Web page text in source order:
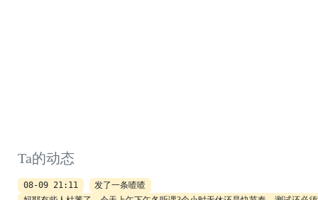
Ta的动态
08-09 21:11
发了一条喳喳